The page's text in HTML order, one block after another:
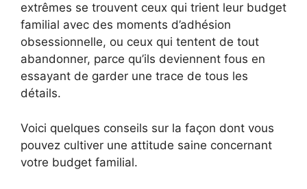
extrêmes se trouvent ceux qui trient leur budget
familial avec des moments d’adhésion
obsessionnelle, ou ceux qui tentent de tout
abandonner, parce qu’ils deviennent fous en
essayant de garder une trace de tous les
détails.
Voici quelques conseils sur la façon dont vous
pouvez cultiver une attitude saine concernant
votre budget familial.